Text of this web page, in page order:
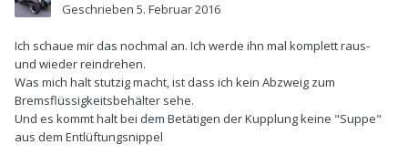
Geschrieben 5. Februar 2016
Ich schaue mir das nochmal an. Ich werde ihn mal komplett raus-
und wieder reindrehen.
Was mich halt stutzig macht, ist dass ich kein Abzweig zum
Bremsflüssigkeitsbehälter sehe.
Und es kommt halt bei dem Betätigen der Kupplung keine "Suppe"
aus dem Entlüftungsnippel